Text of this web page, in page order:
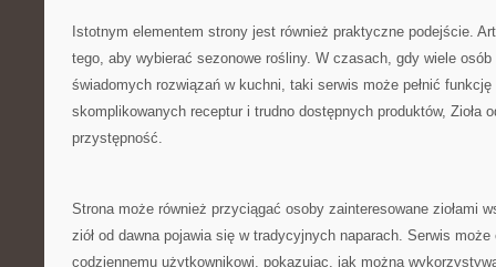
Istotnym elementem strony jest również praktyczne podejście.
tego, aby wybierać sezonowe rośliny. W czasach, gdy wiele
świadomych rozwiązań w kuchni, taki serwis może pełnić
skomplikowanych receptur i trudno dostępnych produktów, Zioła
przystępność.
Strona może również przyciągać osoby zainteresowane ziołami
ziół od dawna pojawia się w tradycyjnych naparach. Serwis
codziennemu użytkownikowi, pokazując, jak można